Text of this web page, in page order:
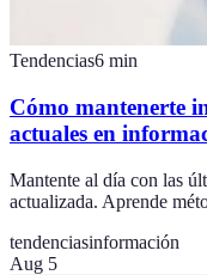
Tendencias6 min
Cómo mantenerte
actuales en
Mantente al día con las
actualizada. Aprende
tendenciasinformación
Aug 5